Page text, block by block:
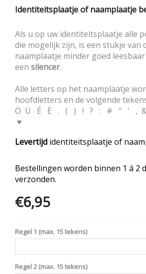
Identiteitsplaatje of naamplaatje
Als u op uw identiteitsplaatje alle
die mogelijk zijn, is een stukje van
naamplaatje minder goed
een silencer.
Alle letters op het naamplaatje
hoofdletters en de volgende
Ö Ü É Ë . ( ) ! ? : # " ' ,
♥
Levertijd identiteitsplaatje of
Bestellingen worden binnen 1 á 2
verzonden.
€6,95
Regel 1 (max. 15 tekens)
Regel 2 (max. 15 tekens)